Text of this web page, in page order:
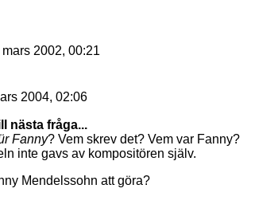
mars 2002, 00:21
2004, 02:06
nästa fråga...
Fanny? Vem skrev det? Vem var Fanny?
inte gavs av kompositören själv.
Mendelssohn att göra?